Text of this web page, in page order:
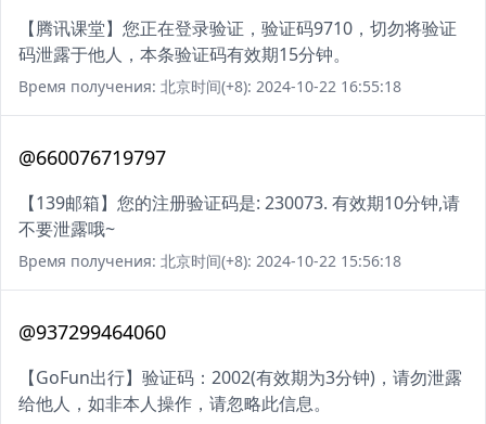
【腾讯课堂】您正在登录验证，验证码9710，切勿将验证
码泄露于他人，本条验证码有效期15分钟。
Время получения: 北京时间(+8): 2024-10-22 16:55:18
@660076719797
【139邮箱】您的注册验证码是: 230073. 有效期10分钟,请
不要泄露哦~
Время получения: 北京时间(+8): 2024-10-22 15:56:18
@937299464060
【GoFun出行】验证码：2002(有效期为3分钟)，请勿泄露
给他人，如非本人操作，请忽略此信息。